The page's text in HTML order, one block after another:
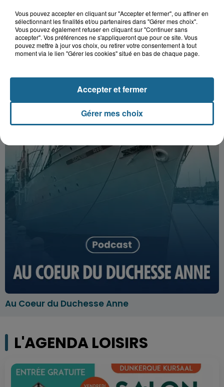
Au Coeur du Duchesse Anne
L'AGENDA LOISIRS
Vous pouvez accepter en cliquant sur "Accepter et fermer", ou affiner en
sélectionnant les finalités et/ou partenaires dans "Gérer mes choix".
Vous pouvez également refuser en cliquant sur "Continuer sans
accepter". Vos préférences ne s'appliqueront que pour ce site. Vous
pouvez mettre à jour vos choix, ou retirer votre consentement à tout
moment via le lien "Gérer les cookies" situé en bas de chaque page.
Gérer mes choix
Accepter et fermer